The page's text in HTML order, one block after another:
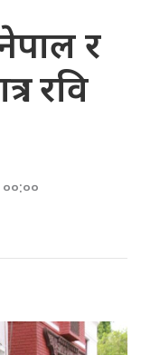
र
: रवि
००:००